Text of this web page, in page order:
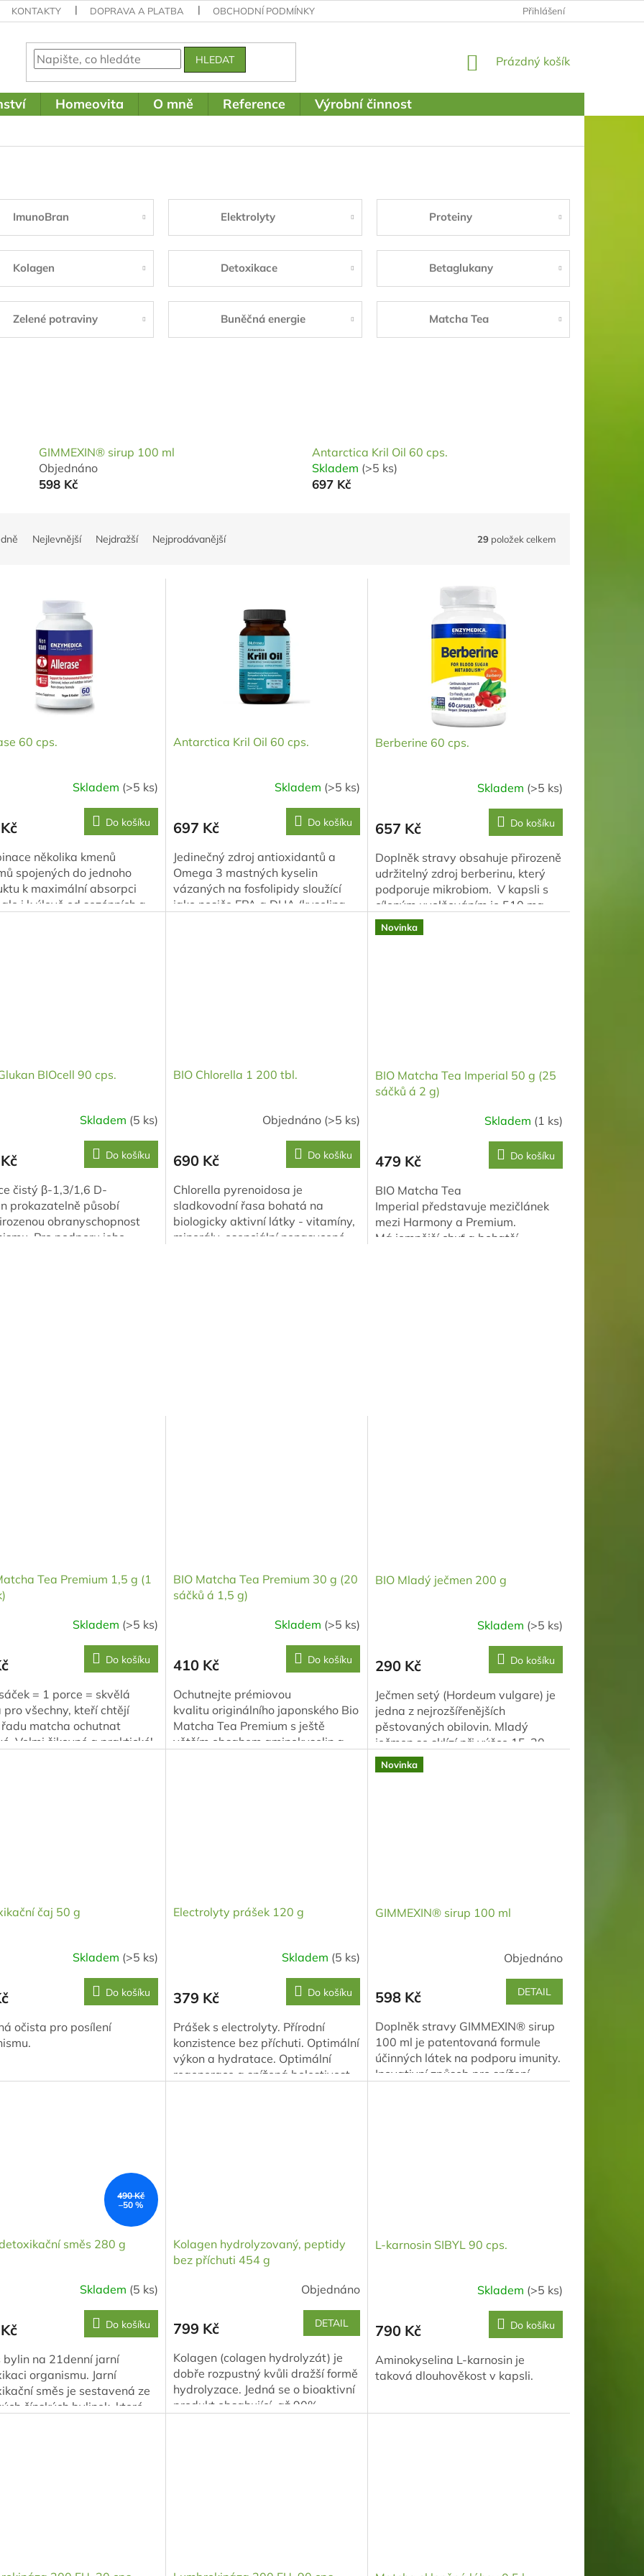
KONTAKTY DOPRAVA A PLATBA OBCHODNÍ PODMÍNKY PODMÍNKY OCHRANY OSOBNÍCH ÚDAJŮPřihlášení
HLEDAT
NÁKUPNÍ
Prázdný košík
Homeovita O mně Reference Výrobní činnost
ImunoBran Elektrolyty Proteiny
Kolagen Detoxikace Betaglukany
Zelené potraviny Buněčná energie Matcha Tea
GIMMEXIN® sirup 100 ml
Objednáno
598 Kč
Antarctica Kril Oil 60 cps.
Skladem (>5 ks)
697 Kč
Nejlevnější Nejdražší Nejprodávanější 29 položek celkem
60 cps.
Skladem (>5 ks)
Do košíku
několika kmenů
spojených do jednoho
k maximální absorpci
i k úlevě od sezónních a
Antarctica Kril Oil 60 cps.
Skladem (>5 ks)
697 Kč Do košíku
Jedinečný zdroj antioxidantů a
Omega 3 mastných kyselin
vázaných na fosfolipidy sloužící
jako nosiče EPA a DHA (kyselina
Berberine 60 cps.
Skladem (>5 ks)
657 Kč Do košíku
Doplněk stravy obsahuje přirozeně
udržitelný zdroj berberinu, který
podporuje mikrobiom. V kapsli s
cíleným uvolňováním je 510 mg
berberinu HCI 95%.
BIOcell 90 cps.
Skladem (5 ks)
Do košíku
čistý β-1,3/1,6 D-
prokazatelně působí
obranyschopnost
Pro podporu jeho
BIO Chlorella 1 200 tbl.
Objednáno (>5 ks)
690 Kč Do košíku
Chlorella pyrenoidosa je
sladkovodní řasa bohatá na
biologicky aktivní látky - vitamíny,
minerály, esenciální nenasycené
Novinka
BIO Matcha Tea Imperial 50 g (25
sáčků á 2 g)
Skladem (1 ks)
479 Kč Do košíku
BIO Matcha Tea
Imperial představuje mezičlánek
mezi Harmony a Premium.
Má jemnější chuť a bohatší
Tea Premium 1,5 g (1
Skladem (>5 ks)
Do košíku
= 1 porce = skvělá
pro všechny, kteří chtějí
matcha ochutnat
Velmi šikovné a praktické!
BIO Matcha Tea Premium 30 g (20
sáčků á 1,5 g)
Skladem (>5 ks)
410 Kč Do košíku
Ochutnejte prémiovou
kvalitu originálního japonského Bio
Matcha Tea Premium s ještě
větším obsahem aminokyselin a
BIO Mladý ječmen 200 g
Skladem (>5 ks)
290 Kč Do košíku
Ječmen setý (Hordeum vulgare) je
jedna z nejrozšířenějších
pěstovaných obilovin. Mladý
ječmen se sklízí při výšce 15-20
cm nad zemí. V tomto období
rostlina nashromáždí nejvíce...
čaj 50 g
Skladem (>5 ks)
Do košíku
očista pro posílení
Electrolyty prášek 120 g
Skladem (5 ks)
379 Kč Do košíku
Prášek s electrolyty. Přírodní
konzistence bez příchuti. Optimální
výkon a hydratace. Optimální
regenerace a snížená bolestivost
Novinka
GIMMEXIN® sirup 100 ml
Objednáno
598 Kč DETAIL
Doplněk stravy GIMMEXIN® sirup
100 ml je patentovaná formule
účinných látek na podporu imunity.
Inovativní způsob pro snížení
490 Kč
–50 %
směs 280 g
Skladem (5 ks)
Do košíku
bylin na 21denní jarní
organismu. Jarní
směs je sestavená ze
čínských bylinek, které
Kolagen hydrolyzovaný, peptidy
bez příchuti 454 g
Objednáno
799 Kč DETAIL
Kolagen (colagen hydrolyzát) je
dobře rozpustný kvůli dražší formě
hydrolyzace. Jedná se o bioaktivní
produkt obsahující až 90%
L-karnosin SIBYL 90 cps.
Skladem (>5 ks)
790 Kč Do košíku
Aminokyselina L-karnosin je
taková dlouhověkost v kapsli.